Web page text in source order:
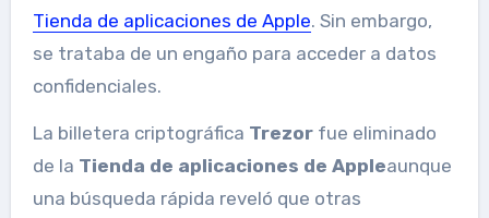
Tienda de aplicaciones de Apple. Sin embargo,
se trataba de un engaño para acceder a datos
confidenciales.
La billetera criptográfica Trezor fue eliminado
de la Tienda de aplicaciones de Appleaunque
una búsqueda rápida reveló que otras